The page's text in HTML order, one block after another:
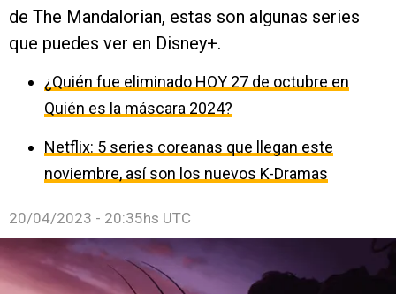
de The Mandalorian, estas son algunas series
que puedes ver en Disney+.
¿Quién fue eliminado HOY 27 de octubre en
Quién es la máscara 2024?
Netflix: 5 series coreanas que llegan este
noviembre, así son los nuevos K-Dramas
20/04/2023 - 20:35hs UTC